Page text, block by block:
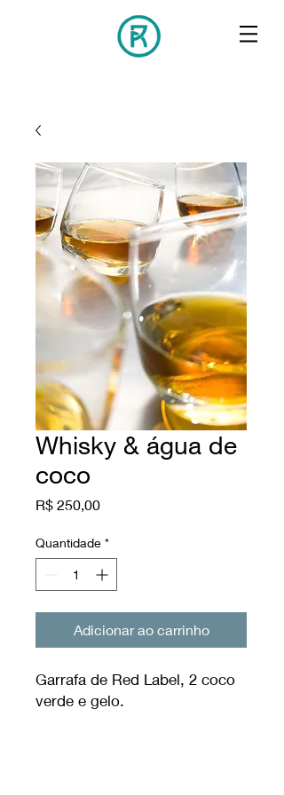
Whisky & água de
coco
R$ 250,00Preço
Quantidade *
Adicionar ao carrinho
Garrafa de Red Label, 2 coco
verde e gelo.